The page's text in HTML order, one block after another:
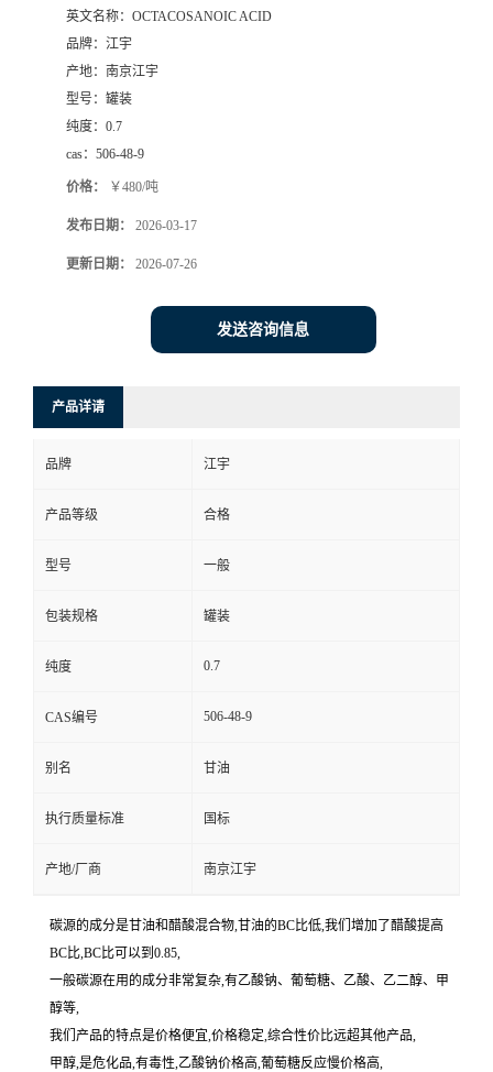
英文名称： OCTACOSANOIC ACID
品牌： 江宇
产地： 南京江宇
型号： 罐装
纯度： 0.7
cas： 506-48-9
价格： ￥480/吨
发布日期： 2026-03-17
更新日期： 2026-07-26
发送咨询信息
产品详请
品牌 江宇
产品等级 合格
型号 一般
包装规格 罐装
纯度 0.7
CAS编号 506-48-9
别名 甘油
执行质量标准 国标
产地/厂商 南京江宇
碳源的成分是甘油和醋酸混合物,甘油的BC比低,我们增加了醋酸提高
BC比,BC比可以到0.85,
一般碳源在用的成分非常复杂,有乙酸钠、葡萄糖、乙酸、乙二醇、甲
醇等,
我们产品的特点是价格便宜,价格稳定,综合性价比远超其他产品,
甲醇,是危化品,有毒性,乙酸钠价格高,葡萄糖反应慢价格高,